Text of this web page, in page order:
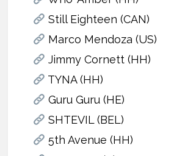
Still Eighteen (CAN)
Marco Mendoza (US)
Jimmy Cornett (HH)
TYNA (HH)
Guru Guru (HE)
SHTEVIL (BEL)
5th Avenue (HH)